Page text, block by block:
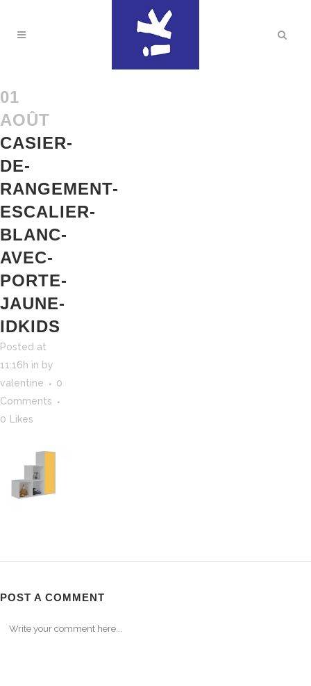
01
AOÛT
CASIER-
DE-
RANGEMENT-
ESCALIER-
BLANC-
AVEC-
PORTE-
JAUNE-
IDKIDS
Posted at
11:16h in by
valentine
0
Comments
0
Likes
POST A COMMENT